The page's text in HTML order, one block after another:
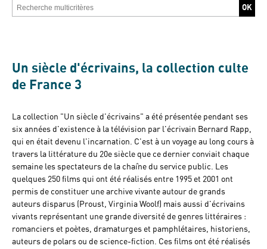
Un siècle d'écrivains, la collection culte
de France 3
La collection "Un siècle d'écrivains" a été présentée pendant ses
six années d'existence à la télévision par l'écrivain Bernard Rapp,
qui en était devenu l'incarnation. C'est à un voyage au long cours à
travers la littérature du 20e siècle que ce dernier conviait chaque
semaine les spectateurs de la chaîne du service public. Les
quelques 250 films qui ont été réalisés entre 1995 et 2001 ont
permis de constituer une archive vivante autour de grands
auteurs disparus (Proust, Virginia Woolf) mais aussi d'écrivains
vivants représentant une grande diversité de genres littéraires :
romanciers et poètes, dramaturges et pamphlétaires, historiens,
auteurs de polars ou de science-fiction. Ces films ont été réalisés